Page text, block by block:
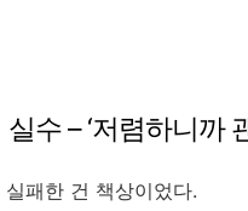
수 – ‘저렴하니까
패한 건 책상이었다.